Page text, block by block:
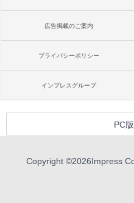
広告掲載のご案内
プライバシーポリシー
インプレスグループ
PC
Copyright ©2026Impress